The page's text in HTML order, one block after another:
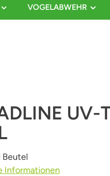
VOGELABWEHR
UV-
Informationen